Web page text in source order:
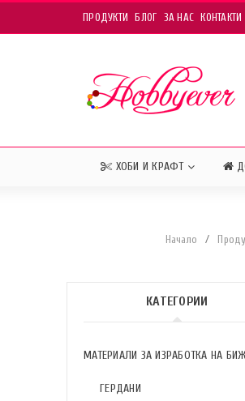
ПРОДУКТИ БЛОГ ЗА НАС КОНТАКТИ
ХОБИ И КРАФТ
Начало /
КАТЕГОРИИ
МАТЕРИАЛИ ЗА ИЗРАБОТКА НА
ГЕРДАНИ